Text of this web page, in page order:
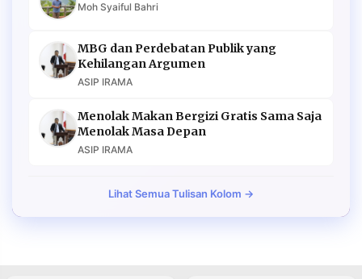
Moh Syaiful Bahri
MBG dan Perdebatan Publik yang
Kehilangan Argumen
ASIP IRAMA
Menolak Makan Bergizi Gratis Sama Saja
Menolak Masa Depan
ASIP IRAMA
Lihat Semua Tulisan Kolom →